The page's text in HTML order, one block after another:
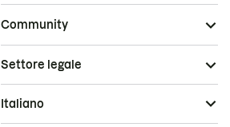
Community
Settore legale
Italiano